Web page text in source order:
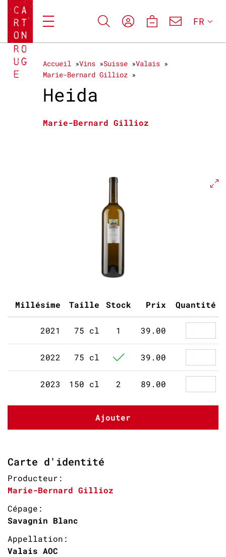
FR
Accueil Vins Suisse
Valais
Marie-Bernard Gillioz
Heida
Marie-Bernard Gillioz
Millésime Taille Stock Prix Quantité
2021 75 cl 1 39.00
2022 75 cl 39.00
2023 150 cl 2 89.00
Ajouter
Carte d'identité
Producteur:
Marie-Bernard Gillioz
Cépage:
Savagnin Blanc
Appellation:
Valais AOC